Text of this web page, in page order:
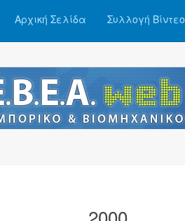
Αρχική Σελίδα Συλλογή Βίντεο